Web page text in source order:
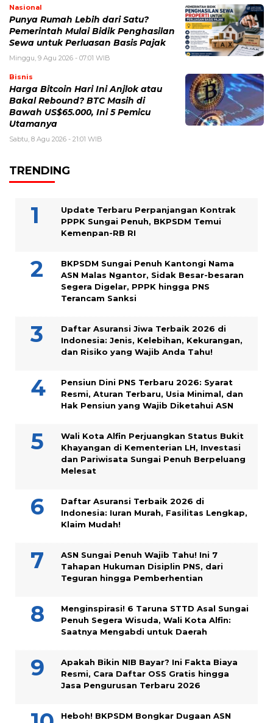
Nasional
Punya Rumah Lebih dari Satu?
Pemerintah Mulai Bidik Penghasilan
Sewa untuk Perluasan Basis Pajak
Minggu, 9 Agu 2026 - 07:01 WIB
Bisnis
Harga Bitcoin Hari Ini Anjlok atau
Bakal Rebound? BTC Masih di
Bawah US$65.000, Ini 5 Pemicu
Utamanya
Sabtu, 8 Agu 2026 - 21:01 WIB
TRENDING
Update Terbaru Perpanjangan Kontrak
PPPK Sungai Penuh, BKPSDM Temui
Kemenpan-RB RI
BKPSDM Sungai Penuh Kantongi Nama
ASN Malas Ngantor, Sidak Besar-besaran
Segera Digelar, PPPK hingga PNS
Terancam Sanksi
Daftar Asuransi Jiwa Terbaik 2026 di
Indonesia: Jenis, Kelebihan, Kekurangan,
dan Risiko yang Wajib Anda Tahu!
Pensiun Dini PNS Terbaru 2026: Syarat
Resmi, Aturan Terbaru, Usia Minimal, dan
Hak Pensiun yang Wajib Diketahui ASN
Wali Kota Alfin Perjuangkan Status Bukit
Khayangan di Kementerian LH, Investasi
dan Pariwisata Sungai Penuh Berpeluang
Melesat
Daftar Asuransi Terbaik 2026 di
Indonesia: Iuran Murah, Fasilitas Lengkap,
Klaim Mudah!
ASN Sungai Penuh Wajib Tahu! Ini 7
Tahapan Hukuman Disiplin PNS, dari
Teguran hingga Pemberhentian
Menginspirasi! 6 Taruna STTD Asal Sungai
Penuh Segera Wisuda, Wali Kota Alfin:
Saatnya Mengabdi untuk Daerah
Apakah Bikin NIB Bayar? Ini Fakta Biaya
Resmi, Cara Daftar OSS Gratis hingga
Jasa Pengurusan Terbaru 2026
Heboh! BKPSDM Bongkar Dugaan ASN